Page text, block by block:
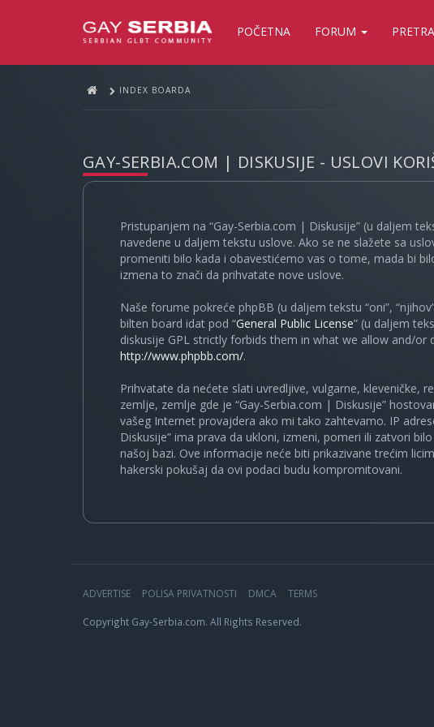
POČETNA FORUM
INDEX BOARDA
GAY-SERBIA.COM | DISKUSIJE - USLOVI
Pristupanjem na “Gay-Serbia.com | Diskusije” (u daljem
navedene u daljem tekstu uslove. Ako se ne slažete sa
promeniti bilo kada i obavestićemo vas o tome, mada bi
izmena to znači da prihvatate nove uslove.
Naše forume pokreće phpBB (u daljem tekstu “oni”,
bilten board idat pod “General Public License” (u daljem
diskusije GPL strictly forbids them in what we allow and/
http://www.phpbb.com/.
Prihvatate da nećete slati uvredljive, vulgarne, kleveničke,
zemlje, zemlje gde je “Gay-Serbia.com | Diskusije”
vašeg Internet provajdera ako mi tako zahtevamo. IP
Diskusije” ima prava da ukloni, izmeni, pomeri ili zatvori
našoj bazi. Ove informacije neće biti prikazivane trećim
hakerski pokušaj da ovi podaci budu kompromitovani.
ADVERTISE POLISA PRIVATNOSTI DMCA TERMS
Copyright Gay-Serbia.com. All Rights Reserved.